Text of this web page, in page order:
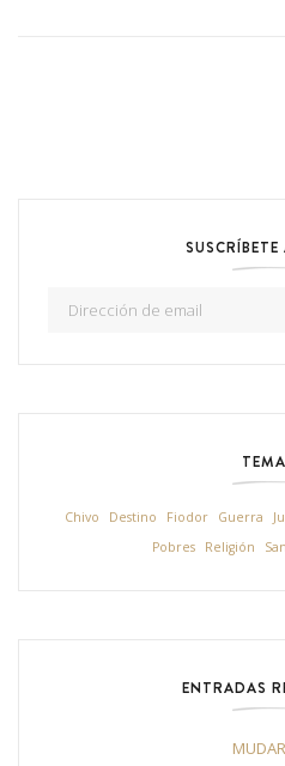
Chivo Destino Fiodor Guerra
Pobres
Religión
ENTRADAS